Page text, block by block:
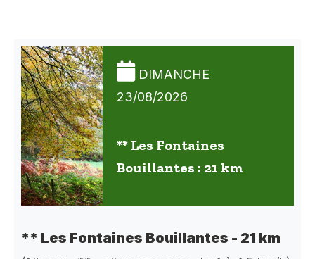
DIMANCHE
23/08/2026
** Les Fontaines
Bouillantes : 21 km
** Les Fontaines Bouillantes - 21 km